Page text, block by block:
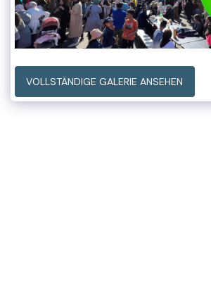
VOLLSTÄNDIGE GALERIE ANSEHEN